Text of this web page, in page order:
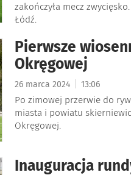
zakończyła mecz
Łódź.
Pierwsze
Okręgowej
26 marca 2024 13:06
Po zimowej przerwie do
miasta i powiatu
Okręgowej.
Inauguracja